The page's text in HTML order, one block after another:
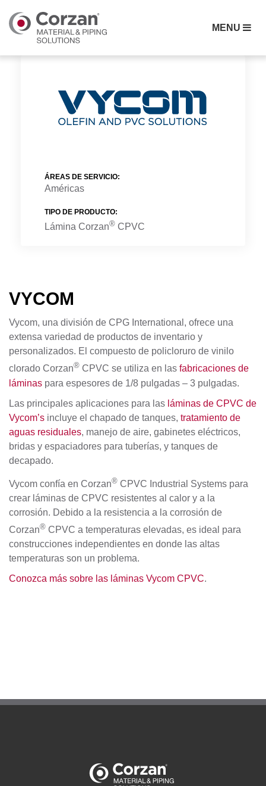
MENU
ÁREAS DE SERVICIO:
Américas
TIPO DE PRODUCTO:
Lámina Corzan® CPVC
VYCOM
Vycom, una división de CPG International, ofrece una
extensa variedad de productos de inventario y
personalizados. El compuesto de policloruro de vinilo
clorado Corzan® CPVC se utiliza en lasfabricaciones de
láminas para espesores de 1/8 pulgadas – 3 pulgadas.
Las principales aplicaciones para las láminas de CPVC de
Vycom’s incluye el chapado de tanques,tratamiento de
aguas residuales, manejo de aire, gabinetes eléctricos,
bridas y espaciadores para tuberías, y tanques de
decapado.
Vycom confía en Corzan® CPVC Industrial Systems para
crear láminas de CPVC resistentes al calor y a la
corrosión. Debido a la resistencia a la corrosión de
Corzan® CPVC a temperaturas elevadas, es ideal para
construcciones independientes en donde las altas
temperaturas son un problema.
Conozca más sobre las láminas Vycom CPVC.